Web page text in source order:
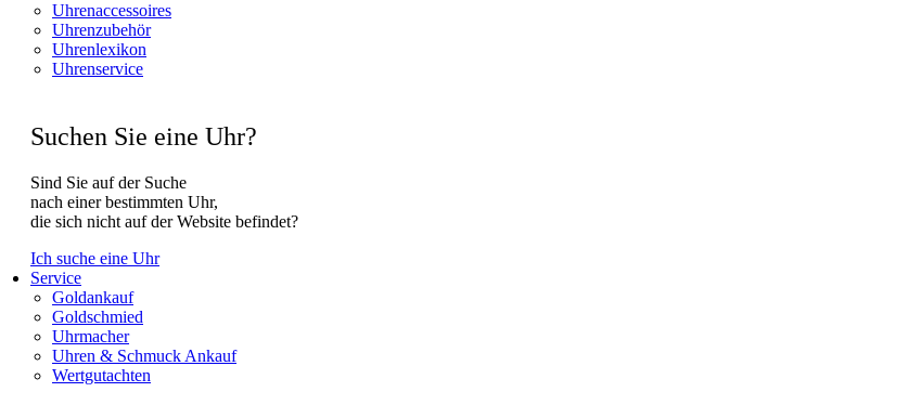
Uhrenaccessoires
Uhrenzubehör
Uhrenlexikon
Uhrenservice
Suchen Sie eine Uhr?
Sind Sie auf der Suche
nach einer bestimmten Uhr,
die sich nicht auf der Website befindet?
Ich suche eine Uhr
Service
Goldankauf
Goldschmied
Uhrmacher
Uhren & Schmuck Ankauf
Wertgutachten